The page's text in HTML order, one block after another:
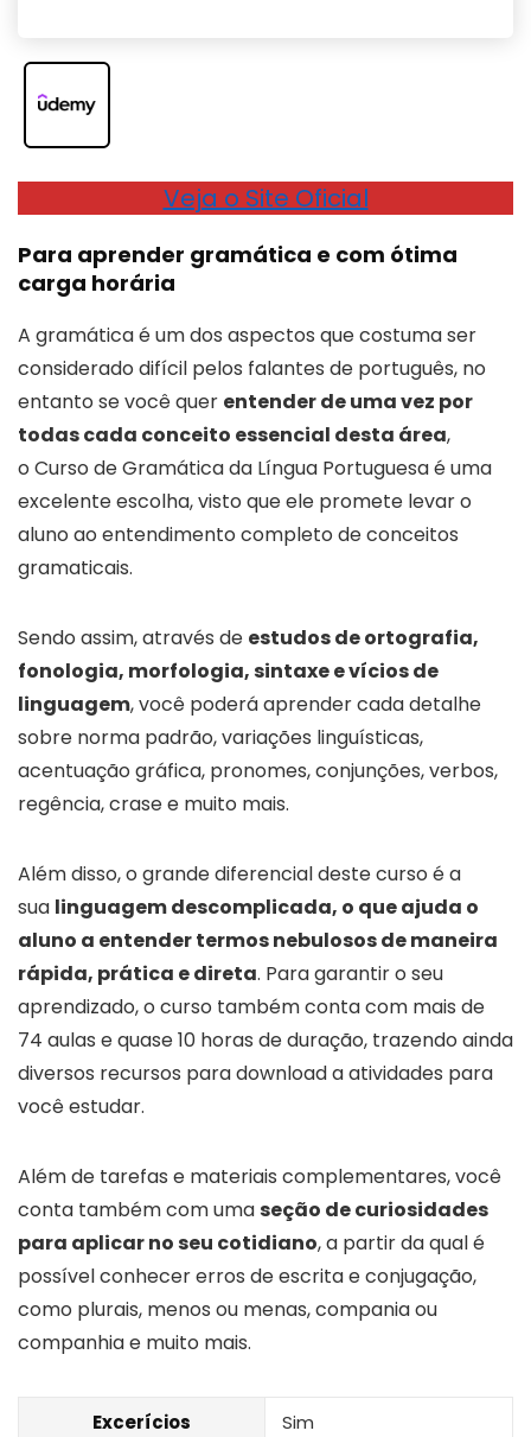
Veja o Site Oficial
Para aprender gramática e com ótima
carga horária
A gramática é um dos aspectos que costuma ser
considerado difícil pelos falantes de português, no
entanto se você quer entender de uma vez por
todas cada conceito essencial desta área,
o Curso de Gramática da Língua Portuguesa é uma
excelente escolha, visto que ele promete levar o
aluno ao entendimento completo de conceitos
gramaticais.
Sendo assim, através de estudos de ortografia,
fonologia, morfologia, sintaxe e vícios de
linguagem, você poderá aprender cada detalhe
sobre norma padrão, variações linguísticas,
acentuação gráfica, pronomes, conjunções, verbos,
regência, crase e muito mais.
Além disso, o grande diferencial deste curso é a
sua linguagem descomplicada, o que ajuda o
aluno a entender termos nebulosos de maneira
rápida, prática e direta. Para garantir o seu
aprendizado, o curso também conta com mais de
74 aulas e quase 10 horas de duração, trazendo ainda
diversos recursos para download a atividades para
você estudar.
Além de tarefas e materiais complementares, você
conta também com umaseção de curiosidades
para aplicar no seu cotidiano, a partir da qual é
possível conhecer erros de escrita e conjugação,
como plurais, menos ou menas, compania ou
companhia e muito mais.
Excerícios Sim